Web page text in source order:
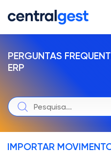
PERGUNTAS
ERP
IMPORTAR